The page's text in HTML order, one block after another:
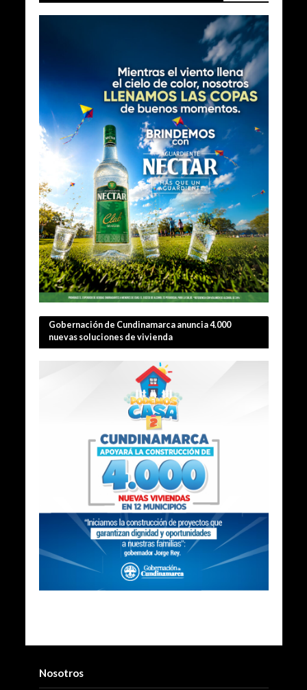
Gobernación de Cundinamarca anuncia 4.000
nuevas soluciones de vivienda
Nosotros